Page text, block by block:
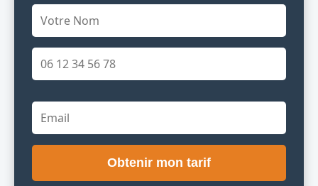
Obtenir mon tarif